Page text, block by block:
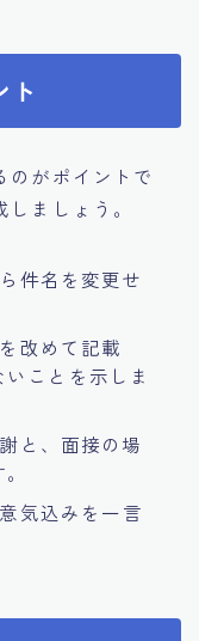
ト
のがポイントで
ましょう。
件名を変更せ
改めて記載
ことを示しま
と、面接の場
気込みを一言